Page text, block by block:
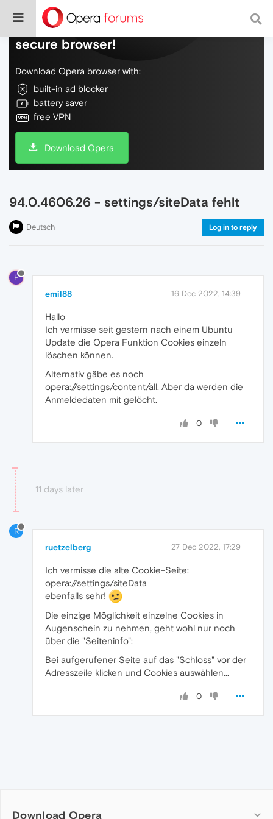
Do more on the web, with a fast and
secure browser!
Download Opera browser with:
built-in ad blocker
battery saver
free VPN
Download Opera
94.0.4606.26 - settings/siteData fehlt
Deutsch Log in to reply
E
emil88 16 Dec 2022, 14:39
Hallo
Ich vermisse seit gestern nach einem Ubuntu
Update die Opera Funktion Cookies einzeln
löschen können.
Alternativ gäbe es noch
opera://settings/content/all. Aber da werden die
Anmeldedaten mit gelöcht.
0
11 days later
R
ruetzelberg 27 Dec 2022, 17:29
Ich vermisse die alte Cookie-Seite:
opera://settings/siteData
ebenfalls sehr!
Die einzige Möglichkeit einzelne Cookies in
Augenschein zu nehmen, geht wohl nur noch
über die "Seiteninfo":
Bei aufgerufener Seite auf das "Schloss" vor der
Adresszeile klicken und Cookies auswählen...
0
Download Opera